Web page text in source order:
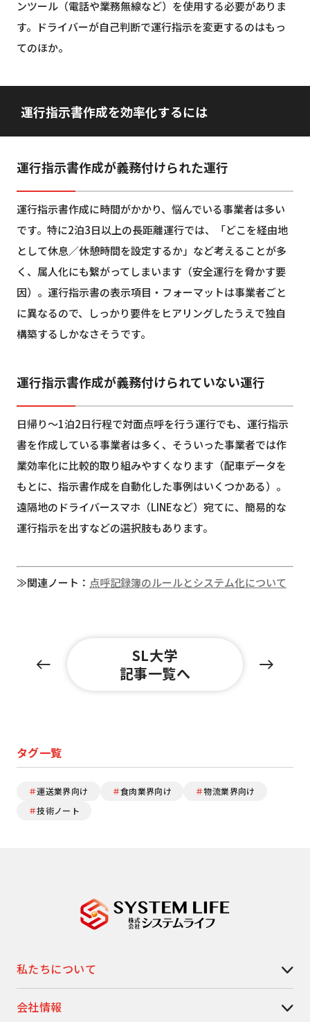
ンツール（電話や業務無線など）を使用する必要がありま
す。ドライバーが自己判断で運行指示を変更するのはもっ
てのほか。
運行指示書作成を効率化するには
運行指示書作成が義務付けられた運行
運行指示書作成に時間がかかり、悩んでいる事業者は多い
です。特に2泊3日以上の長距離運行では、「どこを経由地
として休息／休憩時間を設定するか」など考えることが多
く、属人化にも繋がってしまいます（安全運行を脅かす要
因）。運行指示書の表示項目・フォーマットは事業者ごと
に異なるので、しっかり要件をヒアリングしたうえで独自
構築するしかなさそうです。
運行指示書作成が義務付けられていない運行
日帰り～1泊2日行程で対面点呼を行う運行でも、運行指示
書を作成している事業者は多く、そういった事業者では作
業効率化に比較的取り組みやすくなります（配車データを
もとに、指示書作成を自動化した事例はいくつかある）。
遠隔地のドライバースマホ（LINEなど）宛てに、簡易的な
運行指示を出すなどの選択肢もあります。
≫関連ノート： 点呼記録簿のルールとシステム化について
SL大学
記事一覧へ
タグ一覧
＃運送業界向け ＃食肉業界向け ＃物流業界向け
＃技術ノート
私たちについて
会社情報